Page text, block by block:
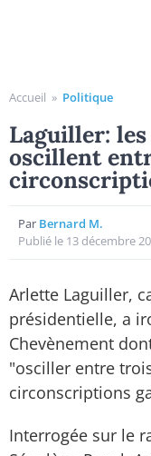
Accueil » Politique
Laguiller:
oscillent
Par Bernard M.
Publié le 13 décembre
Arlette Laguiller,
présidentielle, a
Chevènement
"osciller entre
circonscriptions
Interrogée sur le